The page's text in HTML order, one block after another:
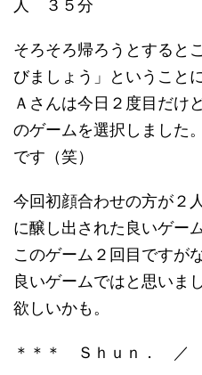
人 ３５分
そろそろ帰ろうとすると
びましょう」ということ
Ａさんは今日２度目だけ
のゲームを選択しました
です（笑）
今回初顔合わせの方が２
に醸し出された良いゲー
このゲーム２回目ですが
良いゲームではと思いま
欲しいかも。
＊＊＊ Ｓｈｕｎ． ／